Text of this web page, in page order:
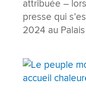
attribuée –
presse qui
2024 au